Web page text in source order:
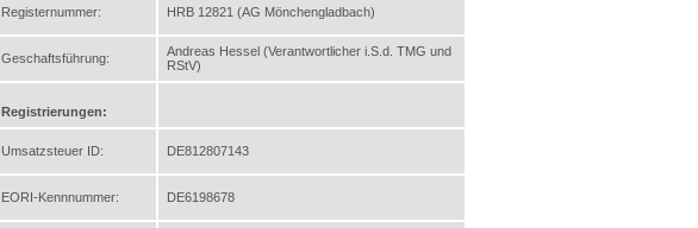
Registernummer: HRB 12821 (AG Mönchengladbach)
Geschaftsführung:
Andreas Hessel (Verantwortlicher i.S.d. TMG und
RStV)
Registrierungen:
Umsatzsteuer ID: DE812807143
EORI-Kennnummer: DE6198678